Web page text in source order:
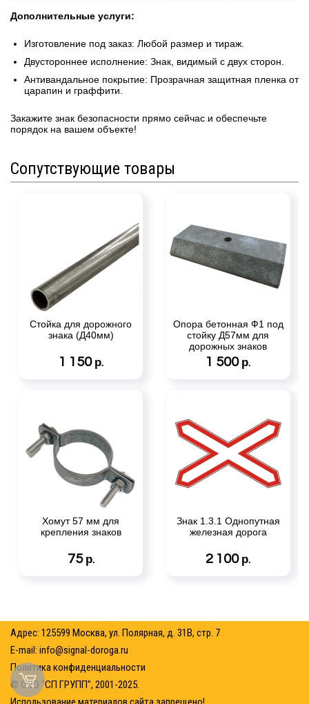
Дополнительные услуги:
Изготовление под заказ: Любой размер и тираж.
Двустороннее исполнение: Знак, видимый с двух сторон.
Антивандальное покрытие: Прозрачная защитная пленка от
царапин и граффити.
Закажите знак безопасности прямо сейчас и обеспечьте
порядок на вашем объекте!
Сопутствующие товары
Стойка для дорожного
знака (Д40мм)
1 150 р.
Опора бетонная Ф1 под
стойку Д57мм для
дорожных знаков
1 500 р.
Хомут 57 мм для
крепления знаков
75 р.
Знак 1.3.1 Однопутная
железная дорога
2 100 р.
Адрес: 125599 Москва, ул. Полярная, д. 31В, стр. 7
E-mail: info@signal-doroga.ru
Политика конфиденциальности
© ООО "СП ГРУПП", 2001-2025.